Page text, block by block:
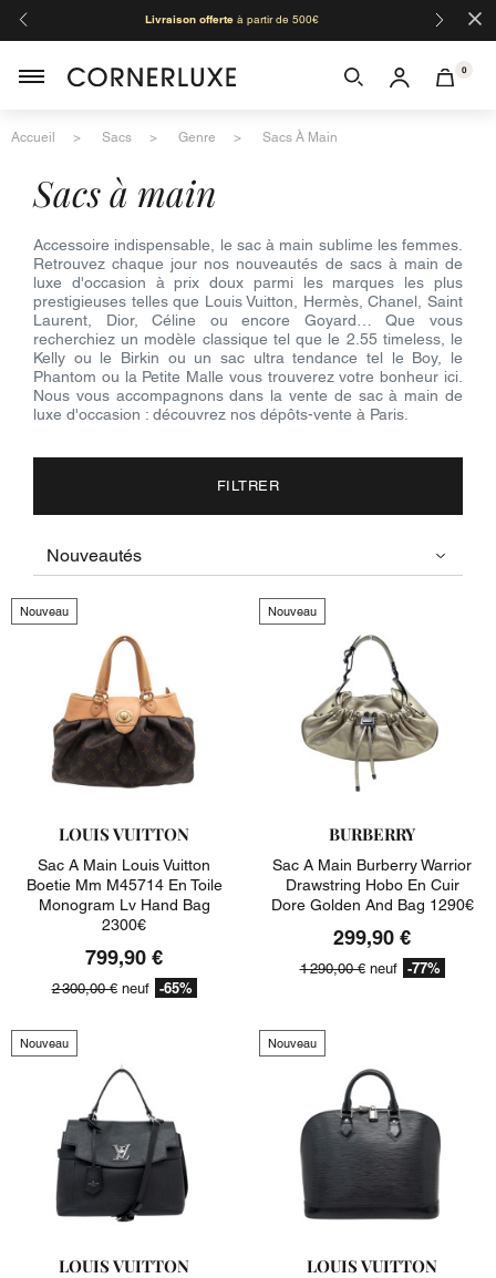
Livraison offerteà partir de 500€ ×
0
Accueil Sacs Genre Sacs À Main
sacs à main
Accessoire indispensable, le sac à main sublime les femmes.
Retrouvez chaque jour nos nouveautés de sacs à main de
luxe d'occasion à prix doux parmi les marques les plus
prestigieuses telles que Louis Vuitton, Hermès, Chanel, Saint
Laurent, Dior, Céline ou encore Goyard… Que vous
recherchiez un modèle classique tel que le 2.55 timeless, le
Kelly ou le Birkin ou un sac ultra tendance tel le Boy, le
Phantom ou la Petite Malle vous trouverez votre bonheur ici.
Nous vous accompagnons dans la vente de sac à main de
luxe d'occasion : découvrez nos dépôts-vente à Paris.
FILTRER
Nouveau
LOUIS VUITTON
Sac A Main Louis Vuitton
Boetie Mm M45714 En Toile
Monogram Lv Hand Bag
2300€
799,90 €
2 300,00 €neuf -65%
Nouveau
BURBERRY
Sac A Main Burberry Warrior
Drawstring Hobo En Cuir
Dore Golden And Bag 1290€
299,90 €
1 290,00 €neuf -77%
Nouveau
LOUIS VUITTON
Nouveau
LOUIS VUITTON